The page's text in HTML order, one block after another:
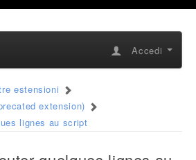
Accedi
estensioni
extension)
lignes au script